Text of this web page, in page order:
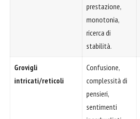
prestazione,
monotonia,
ricerca di
stabilità.
Grovigli
intricati/reticoli
Confusione,
complessità di
pensieri,
sentimenti